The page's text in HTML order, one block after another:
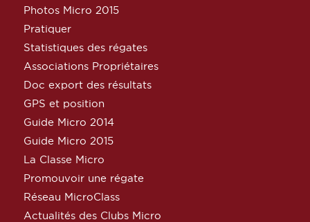
Photos Micro 2015
Pratiquer
Statistiques des régates
Associations Propriétaires
Doc export des résultats
GPS et position
Guide Micro 2014
Guide Micro 2015
La Classe Micro
Promouvoir une régate
Réseau MicroClass
Actualités des Clubs Micro